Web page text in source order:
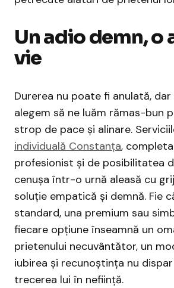
Un adio demn, o
vie
Durerea nu poate fi anulată,
alegem să ne luăm rămas-bun
strop de pace și alinare.
individuală Constanța,
profesionist și de posibilitatea
cenușa într-o urnă aleasă cu
soluție empatică și demnă. Fie
standard, una premium sau
fiecare opțiune înseamnă un
prietenului necuvântător, un
iubirea și recunoștința nu
trecerea lui în neființă.